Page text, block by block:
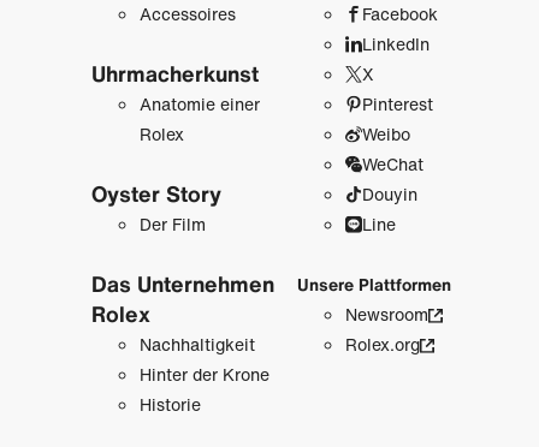
Accessoires
Uhrmacher­kunst
Anatomie einer
Rolex
Oyster Story
Der Film
Das Unternehmen
Rolex
Nachhaltigkeit
Hinter der Krone
Historie
Facebook
LinkedIn
X
Pinterest
Weibo
WeChat
Douyin
Line
Unsere Plattformen
Newsroom
Rolex.org